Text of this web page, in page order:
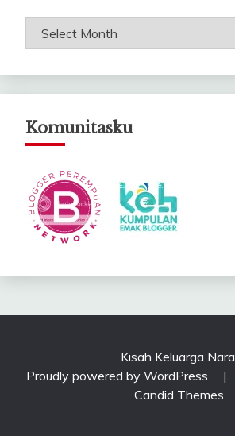
Arsip
Komunitasku
Kisah Keluarga Nara
Proudly powered by WordPress
|
Candid Themes